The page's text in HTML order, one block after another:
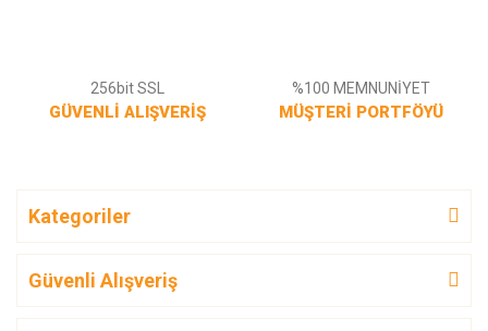
256bit SSL
GÜVENLİ ALIŞVERİŞ
%100 MEMNUNİYET
MÜŞTERİ PORTFÖYÜ
Kategoriler
Güvenli Alışveriş